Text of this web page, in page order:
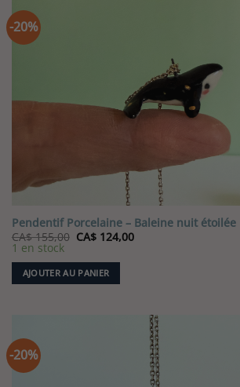
-20%
Pendentif Porcelaine – Baleine nuit étoilée
CA$155,00 Le
prix
était :
CA$ 155,00.
CA$124,00Le
1 en stock
AJOUTER AU PANIER
-20%